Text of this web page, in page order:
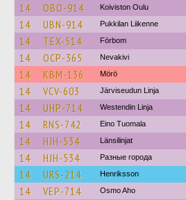
14 OBO-914 Koiviston Oulu
14 UBN-914 Pukkilan Liikenne
14 TEX-514 Förbom
14 OCP-365 Nevakivi
14 KBM-136 Mörö
14 VCV-603 Järviseudun Linja
14 UHP-714 Westendin Linja
14 RNS-742 Eino Tuomala
14 HJH-534 Länsilinjat
14 HJH-534 Разные города
14 URS-214 Henriksson
14 VEP-714 Osmo Aho